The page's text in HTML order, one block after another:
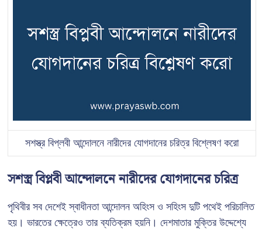
সশস্ত্র বিপ্লবী আন্দোলনে নারীদের যোগদানের চরিত্র বিশ্লেষণ করো
সশস্ত্র বিপ্লবী আন্দোলনে নারীদের যোগদানের চরিত্র
পৃথিবীর সব দেশেই স্বাধীনতা আন্দোলন অহিংস ও সহিংস দুটি পথেই পরিচালিত
হয়। ভারতের ক্ষেত্রেও তার ব্যতিক্রম হয়নি। দেশমাতার মুক্তির উদ্দেশ্যে